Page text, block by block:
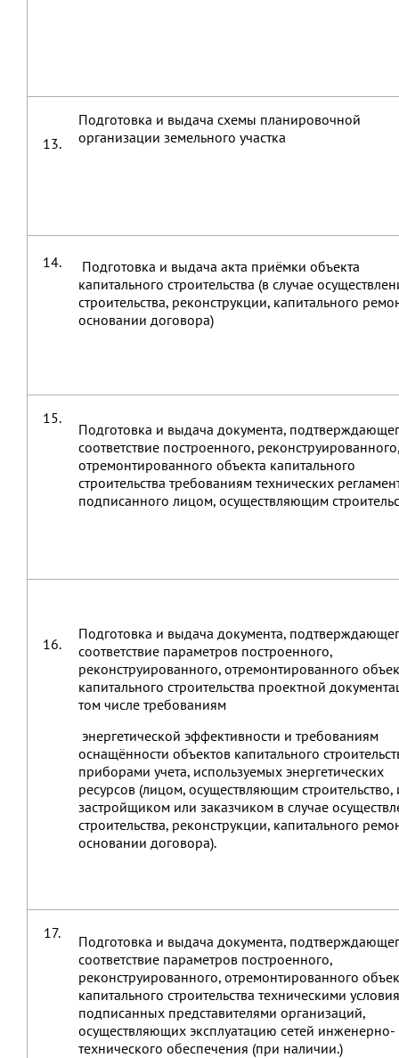
13.
Подготовка и выдача схемы планировочной
организации земельного участка
14.
Подготовка и выдача акта приёмки объекта
капитального строительства (в случае
строительства, реконструкции, капитального
основании договора)
15.
Подготовка и выдача документа,
соответствие построенного, реконструированного,
отремонтированного объекта капитального
строительства требованиям технических
подписанного лицом, осуществляющим
16.
Подготовка и выдача документа,
соответствие параметров построенного,
реконструированного, отремонтированного
капитального строительства проектной
том числе требованиям
энергетической эффективности и требованиям
оснащённости объектов капитального
приборами учета, используемых энергетических
ресурсов (лицом, осуществляющим строительство,
застройщиком или заказчиком в случае
строительства, реконструкции, капитального
основании договора).
17.
Подготовка и выдача документа,
соответствие параметров построенного,
реконструированного, отремонтированного
капитального строительства техническими
подписанных представителями организаций,
осуществляющих эксплуатацию сетей инженерно-
технического обеспечения (при наличии.)